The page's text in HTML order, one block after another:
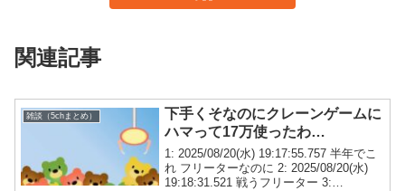
関連記事
雑談（5chまとめ）
下手くそなのにクレーンゲームに
ハマって17万使ったわ…
1: 2025/08/20(水) 19:17:55.757 半年でこ
れ フリーターなのに 2: 2025/08/20(水)
19:18:31.521 戦うフリーター 3: